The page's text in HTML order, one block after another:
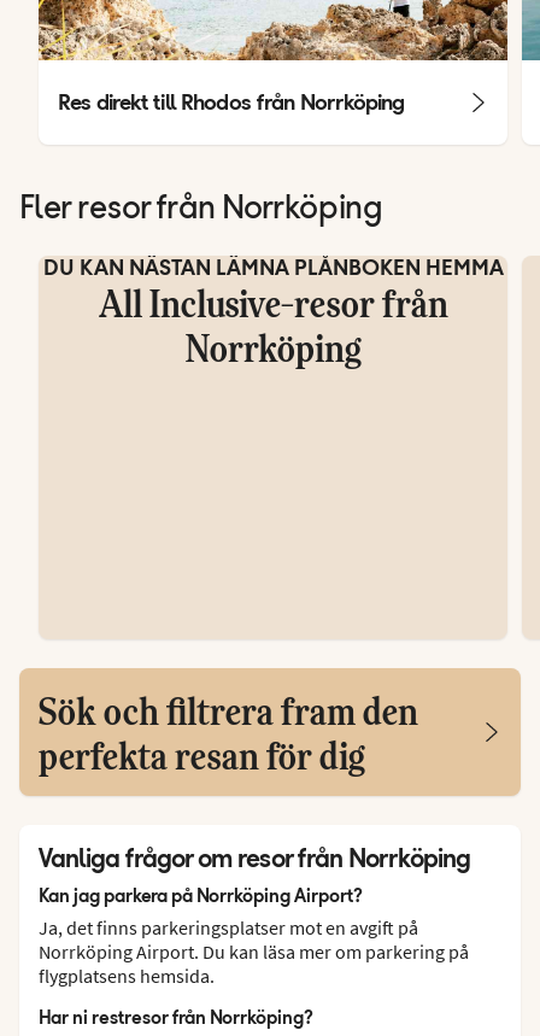
Res direkt till Rhodos från Norrköping
Fler resor från Norrköping
DU KAN NÄSTAN LÄMNA PLÅNBOKEN HEMMA
All Inclusive-resor från
Norrköping
Sök och filtrera fram den
perfekta resan för dig
Vanliga frågor om resor från Norrköping
Kan jag parkera på Norrköping Airport?
Ja, det finns parkeringsplatser mot en avgift på
Norrköping Airport. Du kan läsa mer om parkering på
flygplatsens hemsida.
Har ni restresor från Norrköping?